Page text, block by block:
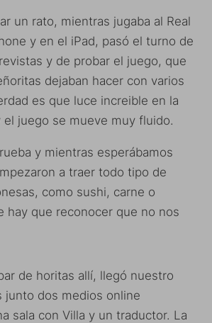
un rato, mientras jugaba al Real
y en el iPad, pasó el turno de
y de probar el juego, que
dejaban hacer con varios
es que luce increible en la
el juego se mueve muy fluido.
y mientras esperábamos
a traer todo tipo de
como sushi, carne o
hay que reconocer que no nos
de horitas allí, llegó nuestro
junto dos medios online
sala con Villa y un traductor. La